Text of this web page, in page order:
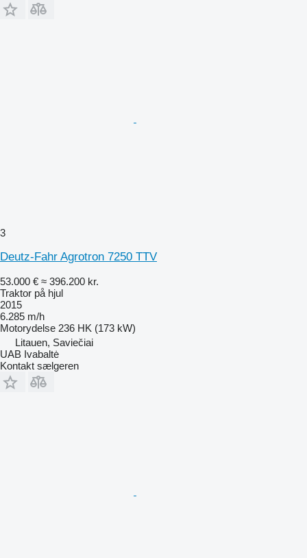
3
Deutz-Fahr Agrotron 7250 TTV
53.000 € ≈ 396.200 kr.
Traktor på hjul
2015
6.285 m/h
Motorydelse 236 HK (173 kW)
Litauen, Saviečiai
UAB Ivabaltė
Kontakt sælgeren